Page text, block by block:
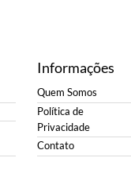
Informações
Quem Somos
Política de
Privacidade
Contato